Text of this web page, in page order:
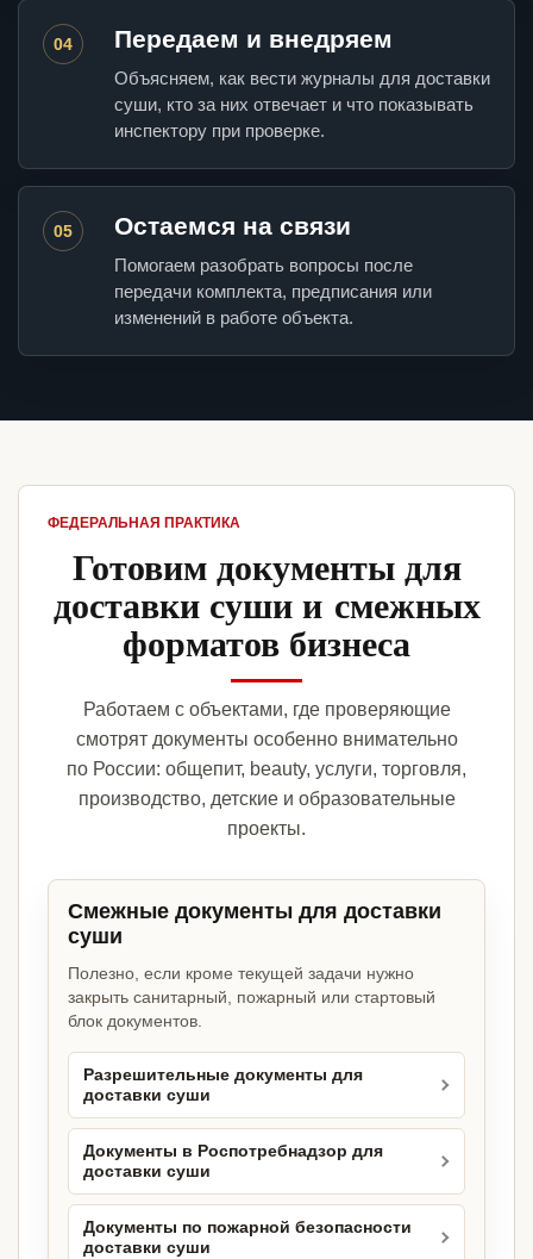
04 Передаем и внедряем
Объясняем, как вести журналы для доставки
суши, кто за них отвечает и что показывать
инспектору при проверке.
05 Остаемся на связи
Помогаем разобрать вопросы после
передачи комплекта, предписания или
изменений в работе объекта.
ФЕДЕРАЛЬНАЯ ПРАКТИКА
Готовим документы для
доставки суши и смежных
форматов бизнеса
Работаем с объектами, где проверяющие
смотрят документы особенно внимательно
по России: общепит, beauty, услуги, торговля,
производство, детские и образовательные
проекты.
Смежные документы для доставки
суши
Полезно, если кроме текущей задачи нужно
закрыть санитарный, пожарный или стартовый
блок документов.
Разрешительные документы для
доставки суши
Документы в Роспотребнадзор для
доставки суши
Документы по пожарной безопасности
доставки суши